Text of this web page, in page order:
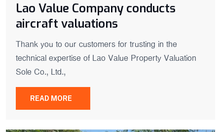
Lao Value Company conducts
aircraft valuations
Thank you to our customers for trusting in the
technical expertise of Lao Value Property Valuation
Sole Co., Ltd.,
READ MORE